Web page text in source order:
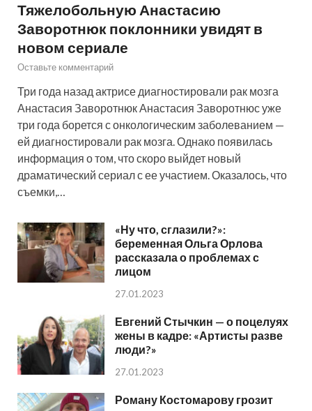
Тяжелобольную Анастасию
Заворотнюк поклонники увидят в
новом сериале
Оставьте комментарий
Три года назад актрисе диагностировали рак мозга
Анастасия Заворотнюк Анастасия Заворотнюс уже
три года борется с онкологическим заболеванием —
ей диагностировали рак мозга. Однако появилась
информация о том, что скоро выйдет новый
драматический сериал с ее участием. Оказалось, что
съемки,…
«Ну что, сглазили?»:
беременная Ольга Орлова
рассказала о проблемах с
лицом
27.01.2023
Евгений Стычкин — о поцелуях
жены в кадре: «Артисты разве
люди?»
27.01.2023
Роману Костомарову грозит